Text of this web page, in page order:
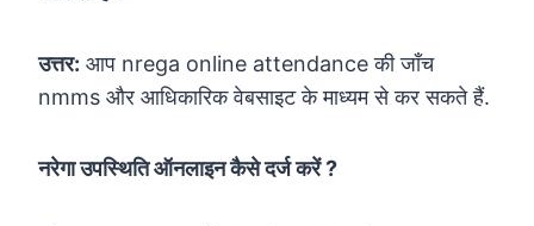
उत्तर: आप nrega online attendance की जाँच
nmms और आधिकारिक वेबसाइट के माध्यम से कर सकते हैं.
नरेगा उपस्थिति ऑनलाइन कैसे दर्ज करें ?